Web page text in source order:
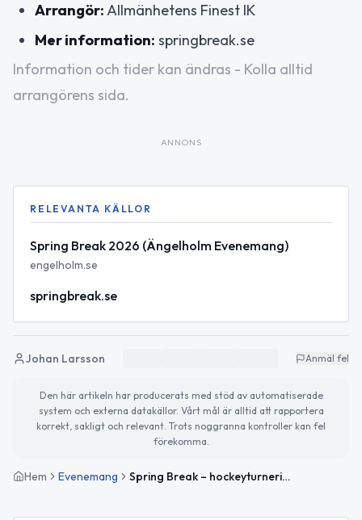
Arrangör:Allmänhetens Finest IK
Mer information: springbreak.se
Information och tider kan ändras - Kolla alltid
arrangörens sida.
ANNONS
RELEVANTA KÄLLOR
Spring Break 2026 (Ängelholm Evenemang)
engelholm.se
springbreak.se
Johan Larsson Anmäl fel
Den här artikeln har producerats med stöd av automatiserade
system och externa datakällor. Vårt mål är alltid att rapportera
korrekt, sakligt och relevant. Trots noggranna kontroller kan fel
förekomma.
Hem Evenemang Spring Break – hockeyturnering i Ängelholm